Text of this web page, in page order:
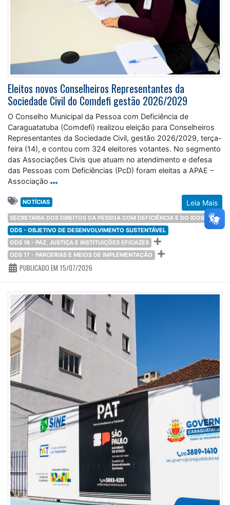
Eleitos novos Conselheiros Representantes da
Sociedade Civil do Comdefi gestão 2026/2029
O Conselho Municipal da Pessoa com Deficiência de
Caraguatatuba (Comdefi) realizou eleição para Conselheiros
Representantes da Sociedade Civil, gestão 2026/2029, terça-
feira (14), e contou com 324 eleitores votantes. No segmento
das Associações Civis que atuam no atendimento e defesa
das Pessoas com Deficiências (PcD) foram eleitas a APAE –
Associação
Leia Mais
NOTÍCIAS
SECRETARIA DOS DIREITOS DA PESSOA COM DEFICIÊNCIA E DO IDOSO
ODS - OBJETIVO DE DESENVOLVIMENTO SUSTENTÁVEL
ODS 16 - PAZ, JUSTIÇA E INSTITUIÇÕES EFICAZES
ODS 17 - PARCERIAS E MEIOS DE IMPLEMENTAÇÃO
PUBLICADO EM 15/07/2026